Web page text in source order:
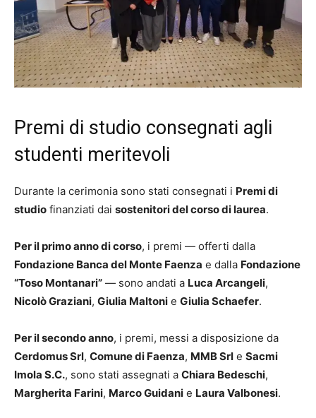
Premi di studio consegnati agli
studenti meritevoli
Durante la cerimonia sono stati consegnati i Premi di
studio finanziati dai sostenitori del corso di laurea.
Per il primo anno di corso, i premi — offerti dalla
Fondazione Banca del Monte Faenza e dalla Fondazione
“Toso Montanari” — sono andati a Luca Arcangeli,
Nicolò Graziani, Giulia Maltoni e Giulia Schaefer.
Per il secondo anno, i premi, messi a disposizione da
Cerdomus Srl, Comune di Faenza, MMB Srl e Sacmi
Imola S.C., sono stati assegnati a Chiara Bedeschi,
Margherita Farini, Marco Guidani e Laura Valbonesi.